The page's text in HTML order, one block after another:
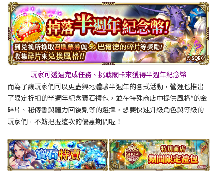
玩家可透過完成任務、挑戰關卡來獲得半週年紀念幣
而為了讓玩家們可以更盡興地體驗半週年的各式活動，營運也推出
了限定折扣的半週年紀念寶石禮包，並在特殊商店中提供風格*的金
碎片、秘傳書與體力回復劑等的選擇，想要快速升級角色與等級的
玩家們，不妨把握這次的優惠期間喔！